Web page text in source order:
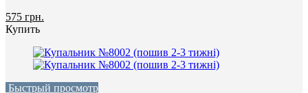
575 грн.
Купить
Быстрый просмотр